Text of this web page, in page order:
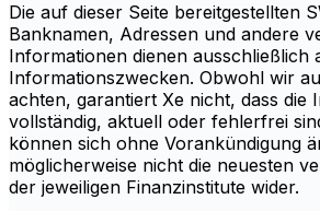
Die auf dieser Seite bereitgestellten
Banknamen, Adressen und andere
Informationen dienen ausschließlich
Informationszwecken. Obwohl wir
achten, garantiert Xe nicht, dass die
vollständig, aktuell oder fehlerfrei
können sich ohne Vorankündigung
möglicherweise nicht die neuesten
der jeweiligen Finanzinstitute wider.